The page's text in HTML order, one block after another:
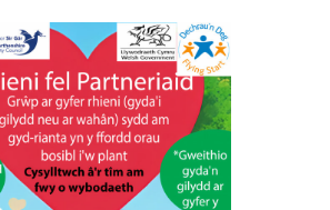
a lleoliad i’w cadarnhau,
eich diddordeb.
Rhieni fel Partneriaid wedi
pendant o ran helpu i